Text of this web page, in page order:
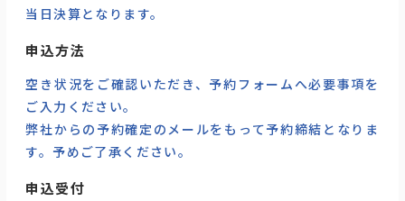
当日決算となります。
申込方法
空き状況をご確認いただき、予約フォームへ必要事項を
ご入力ください。
弊社からの予約確定のメールをもって予約締結となりま
す。予めご了承ください。
申込受付